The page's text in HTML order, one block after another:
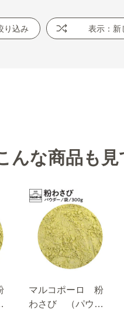
り込み 表示：新
んな商品も
マルコポーロ 粉
わさび （パウダ